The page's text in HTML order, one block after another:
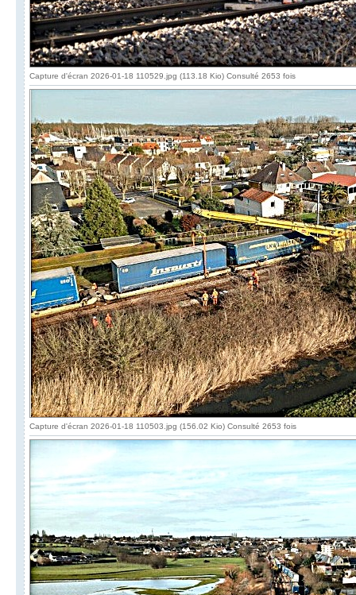
Capture d'écran 2026-01-18 110529.jpg (113.18 Kio) Consulté 2653 fois
Capture d'écran 2026-01-18 110503.jpg (156.02 Kio) Consulté 2653 fois